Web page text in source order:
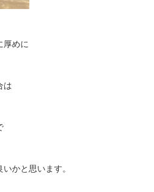
厚めに
は
かと思います。